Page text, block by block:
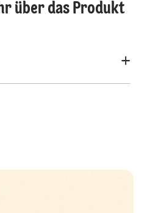
über das Produkt